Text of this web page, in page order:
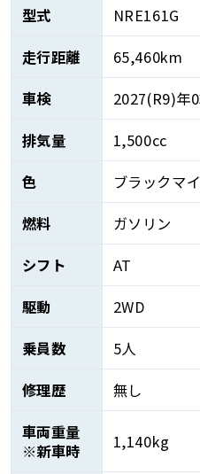
型式
NRE161G
走行距離
65,460km
車検
2027(R9)年
排気量
1,500cc
色
ブラックマ
燃料
ガソリン
シフト
AT
駆動
2WD
乗員数
5人
修理歴
無し
車両重量
※新車時
1,140kg